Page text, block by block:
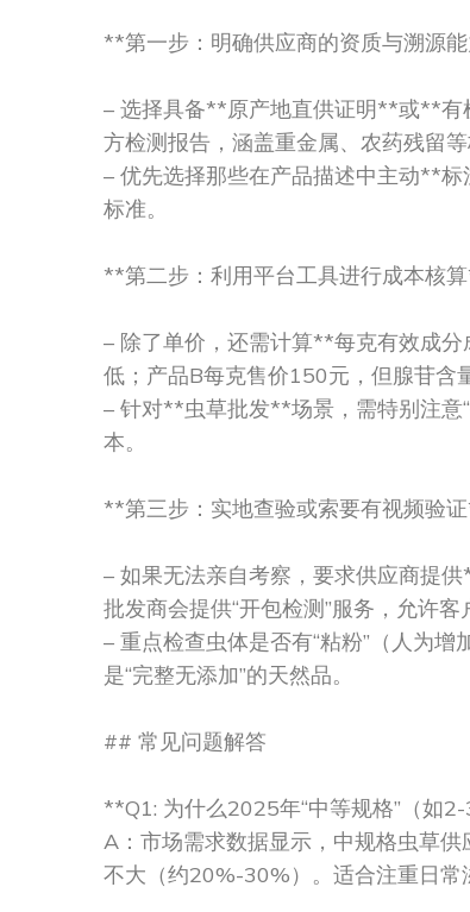
**第一步：明确供应商的资质与溯源
– 选择具备**原产地直供证明**或**有
方检测报告，涵盖重金属、农药残留等
– 优先选择那些在产品描述中主动**
标准。
**第二步：利用平台工具进行成本核
– 除了单价，还需计算**每克有效成
低；产品B每克售价150元，但腺苷含
– 针对**虫草批发**场景，需特别注意
本。
**第三步：实地查验或索要有视频验
– 如果无法亲自考察，要求供应商提
批发商会提供“开包检测”服务，允许
– 重点检查虫体是否有“粘粉”（人为
是“完整无添加”的天然品。
## 常见问题解答
**Q1: 为什么2025年“中等规格”（如
A：市场需求数据显示，中规格虫草
不大（约20%-30%）。适合注重日常